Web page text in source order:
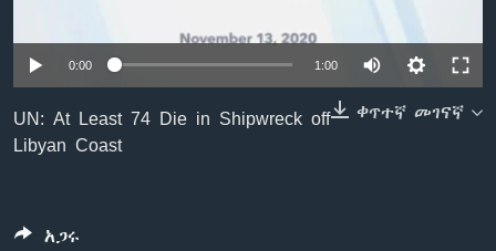
0:00 1:00
ቀጥተኛ መገናኛ
UN: At Least 74 Die in Shipwreck off
Libyan Coast
አጋሩ